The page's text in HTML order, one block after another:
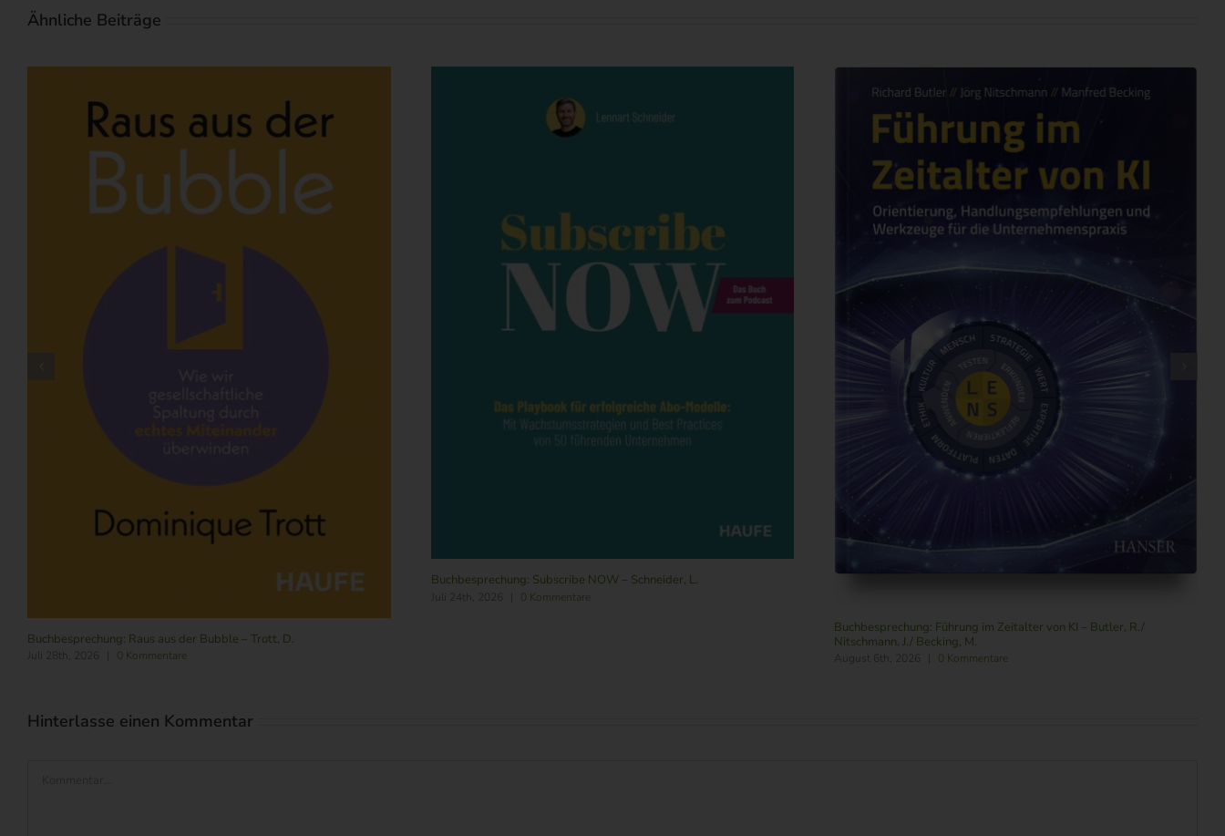
Ähnliche Beiträge
Buchbesprechung: Raus aus der Bubble – Trott, D.
Juli 28th, 2026 0 Kommentare
Buchbesprechung: Subscribe NOW – Schneider, L.
Juli 24th, 2026 0 Kommentare
Buchbesprechung: Führung im Zeitalter von KI – Butler, R./
Nitschmann, J./ Becking, M.
August 6th, 2026 0 Kommentare
Hinterlasse einen Kommentar